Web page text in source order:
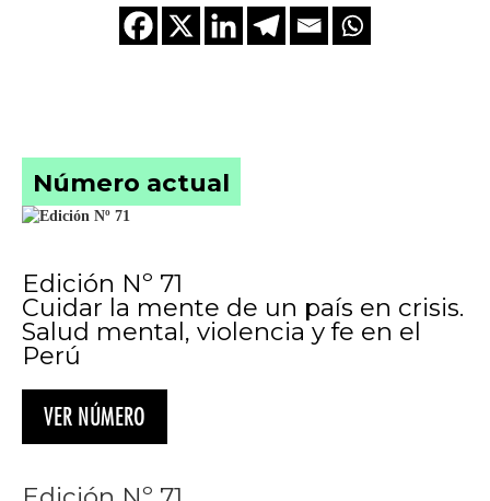
Número actual
Edición Nº 71
Cuidar la mente de un país en crisis.
Salud mental, violencia y fe en el
Perú
VER NÚMERO